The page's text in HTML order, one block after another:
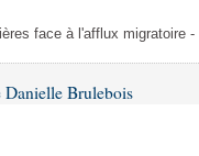
face à l'afflux migratoire
Danielle Brulebois